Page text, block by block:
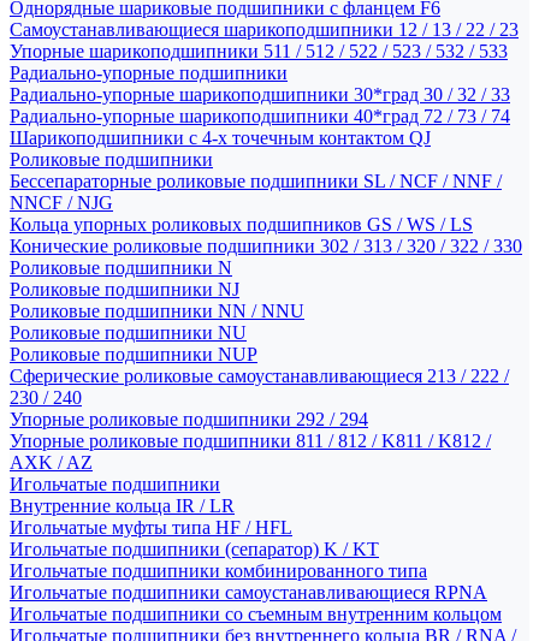
Однорядные шариковые подшипники с фланцем F6
Самоустанавливающиеся шарикоподшипники 12 / 13 / 22 / 23
Упорные шарикоподшипники 511 / 512 / 522 / 523 / 532 / 533
Радиально-упорные подшипники
Радиально-упорные шарикоподшипники 30*град 30 / 32 / 33
Радиально-упорные шарикоподшипники 40*град 72 / 73 / 74
Шарикоподшипники с 4-х точечным контактом QJ
Роликовые подшипники
Бессепараторные роликовые подшипники SL / NCF / NNF /
NNCF / NJG
Кольца упорных роликовых подшипников GS / WS / LS
Конические роликовые подшипники 302 / 313 / 320 / 322 / 330
Роликовые подшипники N
Роликовые подшипники NJ
Роликовые подшипники NN / NNU
Роликовые подшипники NU
Роликовые подшипники NUP
Сферические роликовые самоустанавливающиеся 213 / 222 /
230 / 240
Упорные роликовые подшипники 292 / 294
Упорные роликовые подшипники 811 / 812 / K811 / K812 /
AXK / AZ
Игольчатые подшипники
Внутренние кольца IR / LR
Игольчатые муфты типа HF / HFL
Игольчатые подшипники (сепаратор) K / KT
Игольчатые подшипники комбинированного типа
Игольчатые подшипники самоустанавливающиеся RPNA
Игольчатые подшипники со съемным внутренним кольцом
Игольчатые подшипники без внутреннего кольца BR / RNA /